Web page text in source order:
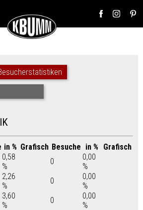
in % Grafisch Besuche in %
Grafisch
0,58
%
0
0,00
%
2,26
%
0
0,00
%
3,60
%
0
0,00
%